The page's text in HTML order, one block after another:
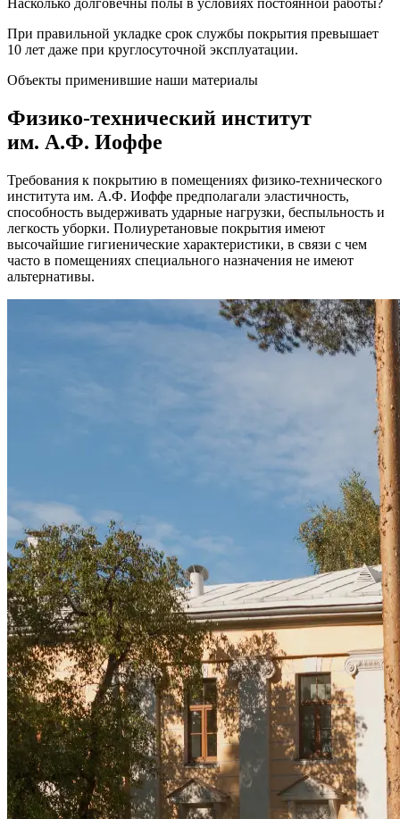
Насколько долговечны полы в условиях постоянной работы?
При правильной укладке срок службы покрытия превышает
10 лет даже при круглосуточной эксплуатации.
Объекты применившие наши материалы
Физико-технический институт
им. А.Ф. Иоффе
Требования к покрытию в помещениях физико-технического
института им. А.Ф. Иоффе предполагали эластичность,
способность выдерживать ударные нагрузки, беспыльность и
легкость уборки. Полиуретановые покрытия имеют
высочайшие гигиенические характеристики, в связи с чем
часто в помещениях специального назначения не имеют
альтернативы.